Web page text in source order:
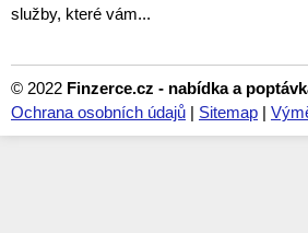
služby, které vám...
© 2022 Finzerce.cz - nabídka a
Ochrana osobních údajů | Sitemap |